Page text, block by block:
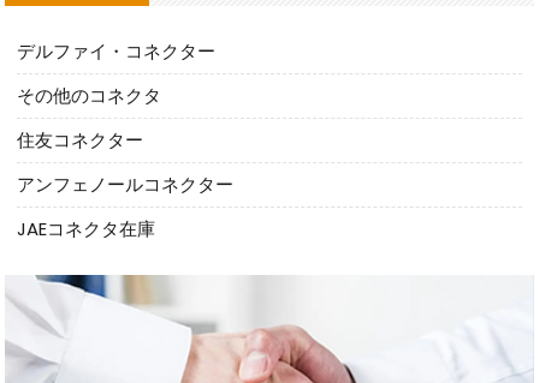
デルファイ・コネクター
その他のコネクタ
住友コネクター
アンフェノールコネクター
JAEコネクタ在庫